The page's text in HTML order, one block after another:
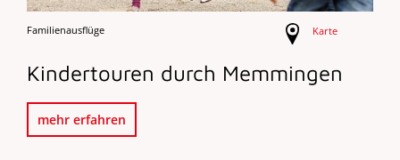
Familienausflüge Karte
Kindertouren durch Memmingen
mehr erfahren